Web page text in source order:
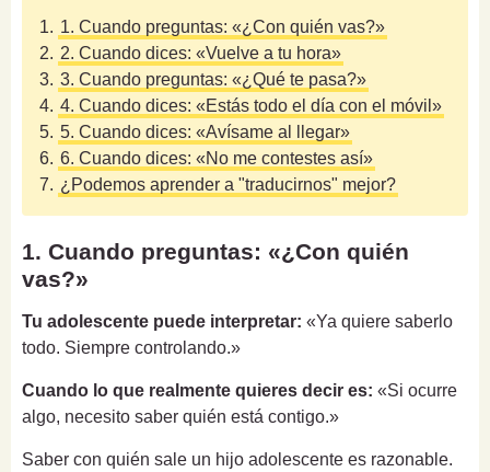
1. 1. Cuando preguntas: «¿Con quién vas?»
2. 2. Cuando dices: «Vuelve a tu hora»
3. 3. Cuando preguntas: «¿Qué te pasa?»
4. 4. Cuando dices: «Estás todo el día con el móvil»
5. 5. Cuando dices: «Avísame al llegar»
6. 6. Cuando dices: «No me contestes así»
7. ¿Podemos aprender a "traducirnos" mejor?
1. Cuando preguntas: «¿Con quién
vas?»
Tu adolescente puede interpretar: «Ya quiere saberlo
todo. Siempre controlando.»
Cuando lo que realmente quieres decir es: «Si ocurre
algo, necesito saber quién está contigo.»
Saber con quién sale un hijo adolescente es razonable.